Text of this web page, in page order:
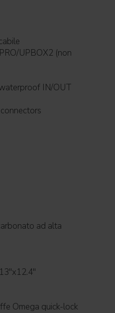
OUT connectors
con staffe Omega quick-lock